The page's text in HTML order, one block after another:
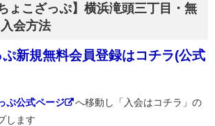
ょこざっぷ】横浜滝頭三丁目・無
会方法
新規無料会員登録はコチラ(公式
ぷ公式ページ
へ移動し「入会はコチラ」の
します